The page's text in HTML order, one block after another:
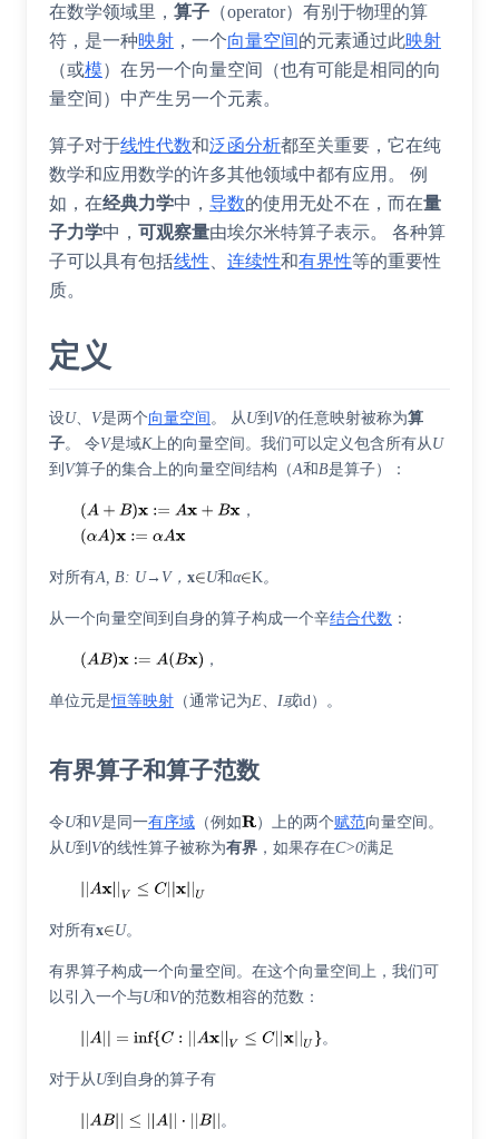
在数学领域里， 算子 （operator）有别于物理的算
符，是一种映射 ，一个向量空间的元素通过此映射
（或模）在另一个向量空间（也有可能是相同的向
量空间）中产生另一个元素。
算子对于线性代数和泛函分析都至关重要，它在纯
数学和应用数学的许多其他领域中都有应用。 例
如，在经典力学中， 导数的使用无处不在，而在量
子力学中， 可观察量由埃尔米特算子表示。 各种算
子可以具有包括线性 连续性和有界性等的重要性
质。
定义
设U、 V是两个向量空间 。 从U到 V的任意映射被称为算
子。 令V是域K上的向量空间。我们可以定义包含所有从U
到 V算子的集合上的向量空间结构（A和B是算子）：
，
对所有A, B: U→V， x U和α K。
从一个向量空间到自身的算子构成一个辛结合代数 ：
，
单位元是恒等映射 （通常记为E、 I或id）。
有界算子和算子范数
令U和 V是同一有序域 （例如 ）上的两个赋范向量空间。
从U到 V的线性算子被称为有界 ，如果存在C>0满足
对所有x U。
有界算子构成一个向量空间。在这个向量空间上，我们可
以引入一个与U和 V的范数相容的范数：
。
对于从U到自身的算子有
。